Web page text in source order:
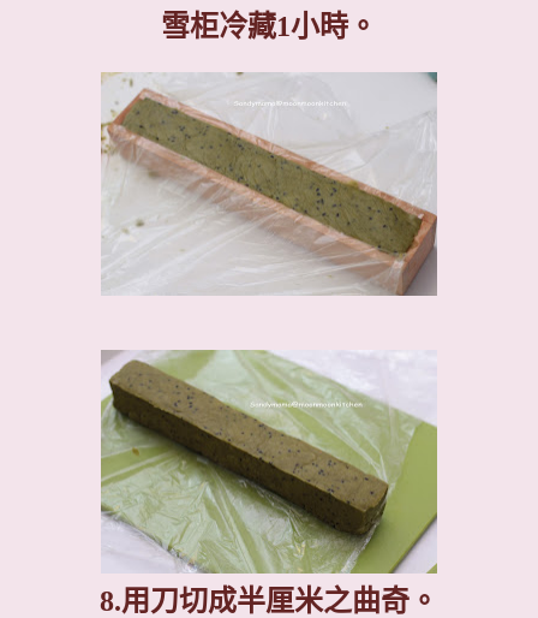
雪柜冷藏1小時。
8.用刀切成半厘米之曲奇。